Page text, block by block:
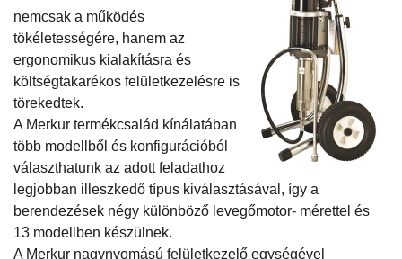
nemcsak a működés
tökéletességére, hanem az
ergonomikus kialakításra és
költségtakarékos felületkezelésre is
törekedtek.
A Merkur termékcsalád kínálatában
több modellből és konfigurációból
választhatunk az adott feladathoz
legjobban illeszkedő típus kiválasztásával, így a
berendezések négy különböző levegőmotor- mérettel és
13 modellben készülnek.
A Merkur nagynyomású felületkezelő egységével